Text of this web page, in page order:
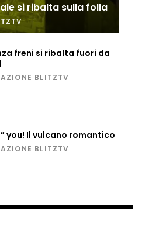
attrazione cede
in Guatemala,
si ribalta sulla folla
freni si ribalta fuori da
BLITZTV
you! Il vulcano romantico
BLITZTV